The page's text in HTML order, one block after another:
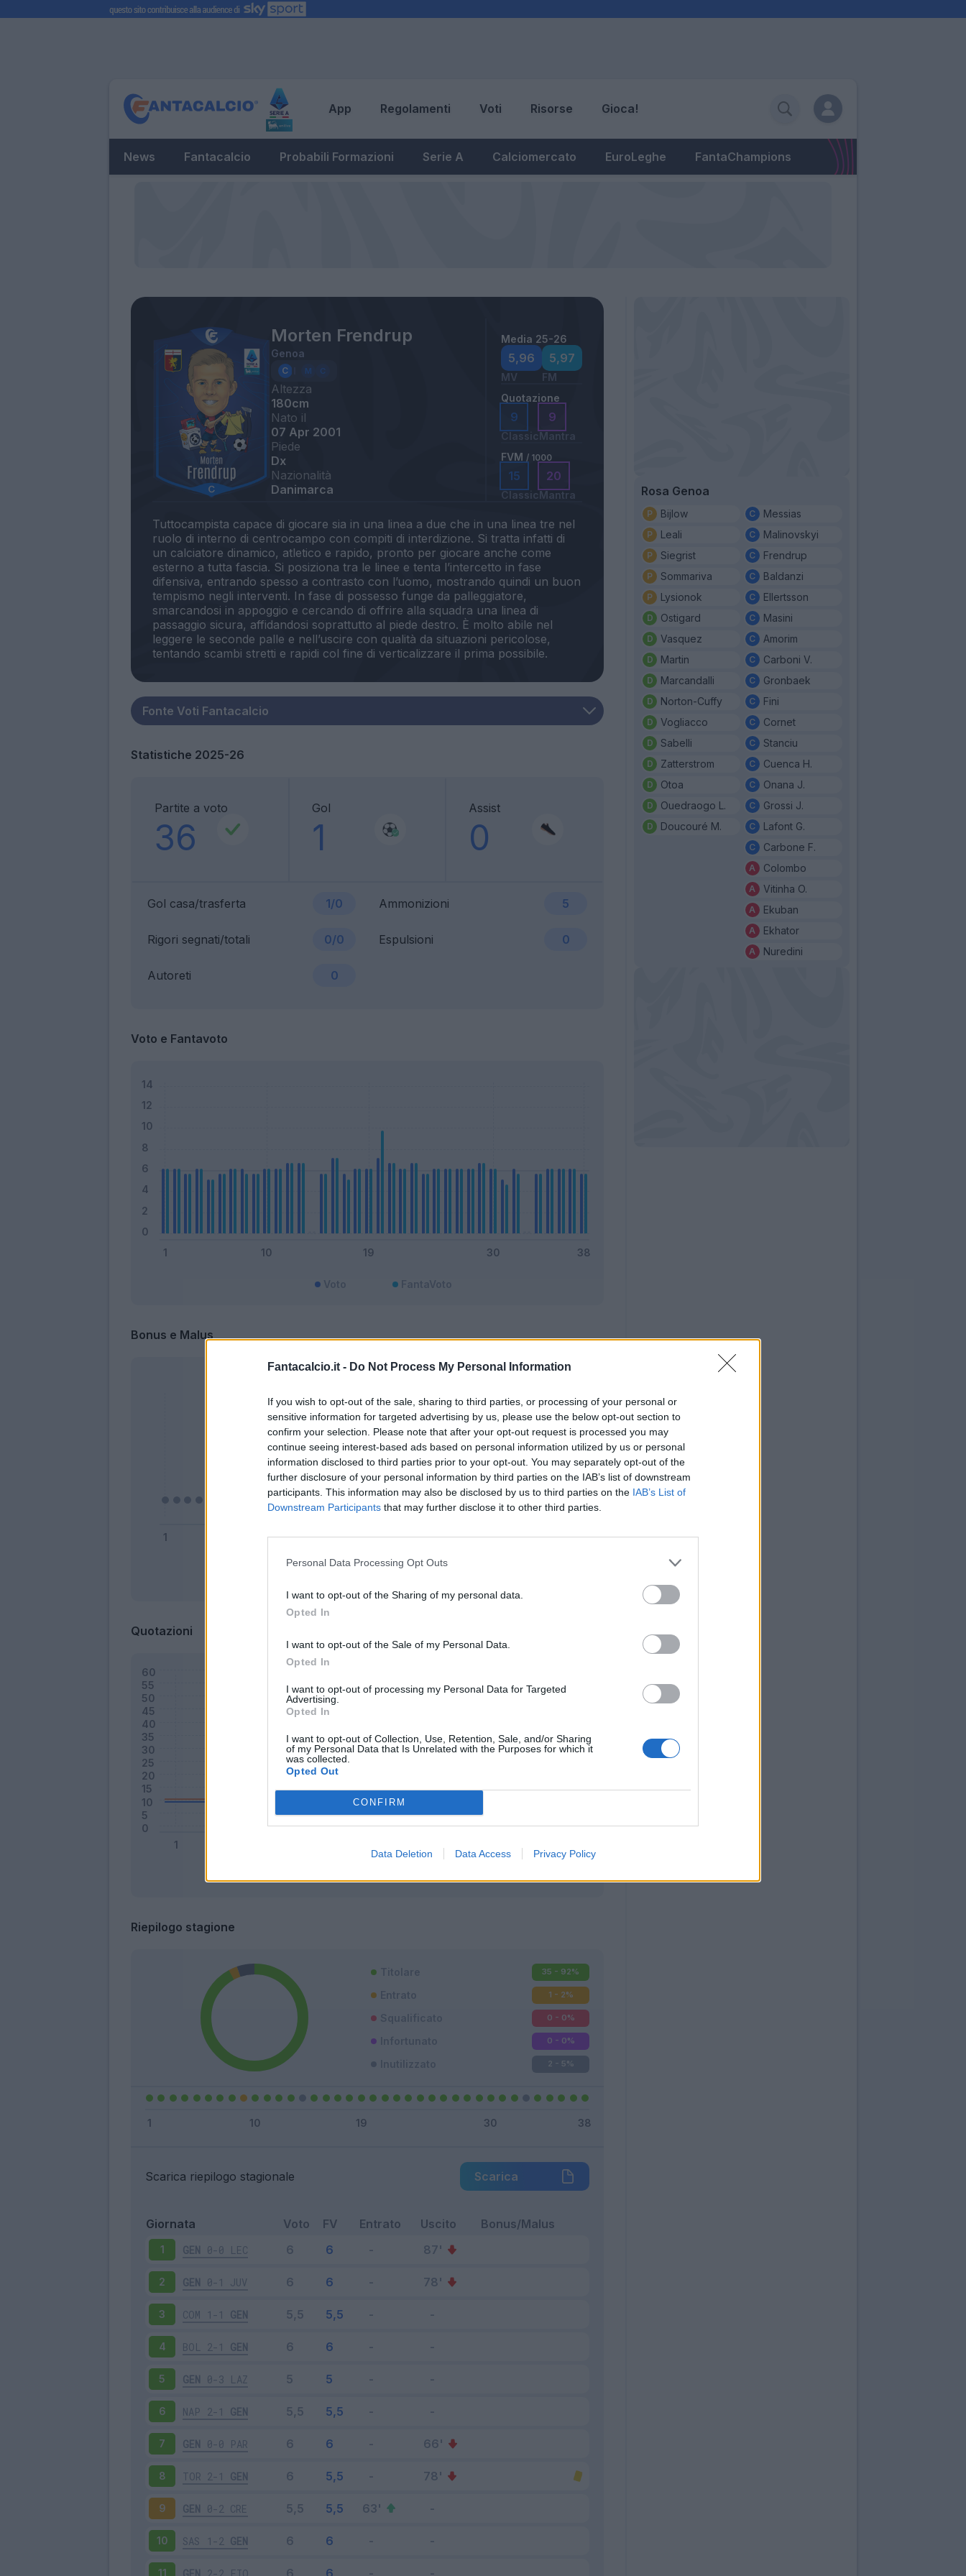
Fantacalcio.it - Do Not Process My Personal Information
If you wish to opt-out of the sale, sharing to third parties, or processing of your personal or
sensitive information for targeted advertising by us, please use the below opt-out section to
confirm your selection. Please note that after your opt-out request is processed you may
continue seeing interest-based ads based on personal information utilized by us or personal
information disclosed to third parties prior to your opt-out. You may separately opt-out of the
further disclosure of your personal information by third parties on the IAB’s list of downstream
participants. This information may also be disclosed by us to third parties on the IAB’s List of
Downstream Participants that may further disclose it to other third parties.
Personal Data Processing Opt Outs
I want to opt-out of the Sharing of my personal data.
Opted In
I want to opt-out of the Sale of my Personal Data.
Opted In
I want to opt-out of processing my Personal Data for Targeted
Advertising.
Opted In
I want to opt-out of Collection, Use, Retention, Sale, and/or Sharing
of my Personal Data that Is Unrelated with the Purposes for which it
was collected.
Opted Out
CONFIRM
Data Deletion Data Access Privacy Policy
App Regolamenti Voti Risorse Gioca!
News Fantacalcio Probabili Formazioni Serie A Calciomercato EuroLeghe FantaChampions
Morten Frendrup
Genoa
Altezza
180cm
Nato il
07 Apr 2001
Piede
Dx
Nazionalità
Danimarca
Media 25-26
5,96
MV
5,97
FM
Quotazione
9
Classic
9
Mantra
FVM / 1000
15
Classic
20
Mantra
Tuttocampista capace di giocare sia in una linea a due che in una linea tre nel
ruolo di interno di centrocampo con compiti di interdizione. Si tratta infatti di
un calciatore dinamico, atletico e rapido, pronto per giocare anche come
esterno a tutta fascia. Si posiziona tra le linee e tenta l’intercetto in fase
difensiva, entrando spesso a contrasto con l’uomo, mostrando quindi un buon
tempismo negli interventi. In fase di possesso funge da palleggiatore,
smarcandosi in appoggio e cercando di offrire alla squadra una linea di
passaggio sicura, affidandosi soprattutto al piede destro. È molto abile nel
leggere le seconde palle e nell’uscire con qualità da situazioni pericolose,
Statistiche 2025-26
Partite a voto
36
Gol
1
Assist
0
Gol casa/trasferta 1/0 Ammonizioni 5
Rigori segnati/totali 0/0 Espulsioni 0
Autoreti 0
Voto e Fantavoto
Voto FantaVoto
Bonus e Malus
Quotazioni
Riepilogo stagione
Titolare 35 - 92%
Entrato 1 - 2%
0 - 0%
0 - 0%
2 - 5%
Scarica riepilogo stagionale Scarica
Giornata Voto FV Entrato Uscito Bonus/Malus
1 GEN 0-0 LEC
2 GEN 0-1 JUV
3 COM 1-1 GEN
4 BOL 2-1 GEN
5 GEN 0-3 LAZ
6 NAP 2-1 GEN
7 GEN 0-0 PAR
8 TOR 2-1 GEN
9 GEN 0-2 CRE
10 SAS 1-2 GEN
11
Rosa Genoa
Bijlow
Leali
Siegrist
Sommariva
Lysionok
Ostigard
Vasquez
Martin
Marcandalli
Norton-Cuffy
Vogliacco
Sabelli
Zatterstrom
Otoa
Ouedraogo L.
Doucouré M.
Messias
Malinovskyi
Frendrup
Baldanzi
Ellertsson
Masini
Amorim
Carboni V.
Gronbaek
Fini
Cornet
Stanciu
Cuenca H.
Onana J.
Grossi J.
Lafont G.
Carbone F.
Colombo
Vitinha O.
Ekuban
Ekhator
Nuredini